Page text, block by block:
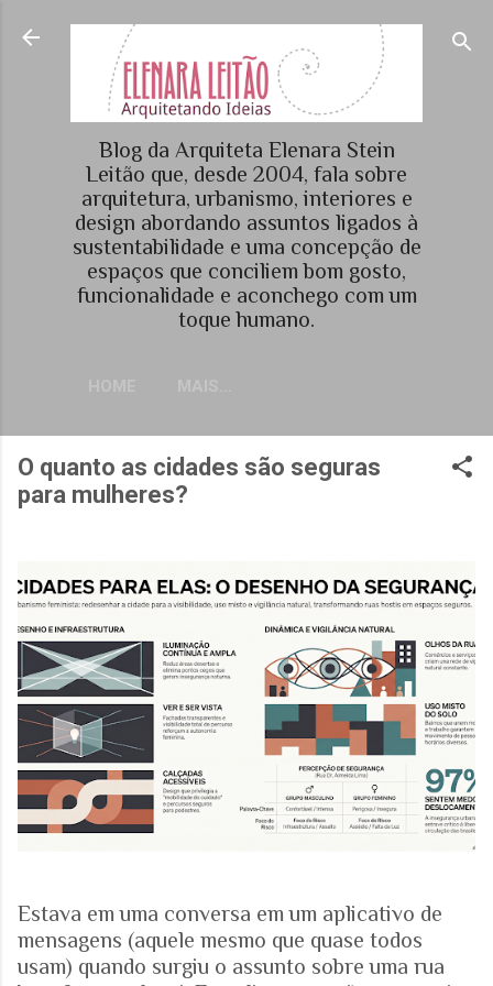
Pular para o conteúdo principal
Blog da Arquiteta Elenara Stein
Leitão que, desde 2004, fala sobre
arquitetura, urbanismo, interiores e
design abordando assuntos ligados à
sustentabilidade e uma concepção de
espaços que conciliem bom gosto,
funcionalidade e aconchego com um
toque humano.
O quanto as cidades são seguras
para mulheres?
Estava em uma conversa em um aplicativo de
mensagens (aquele mesmo que quase todos
usam) quando surgiu o assunto sobre uma rua